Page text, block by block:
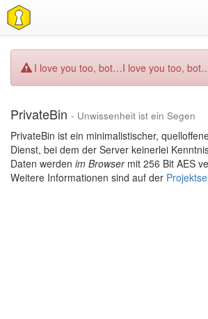
I love you too, bot…I love you too,
PrivateBin - Unwissenheit ist ein Segen
PrivateBin ist ein minimalistischer,
Dienst, bei dem der Server keinerlei
Daten werden im Browsermit 256 Bit AES
Weitere Informationen sind auf der